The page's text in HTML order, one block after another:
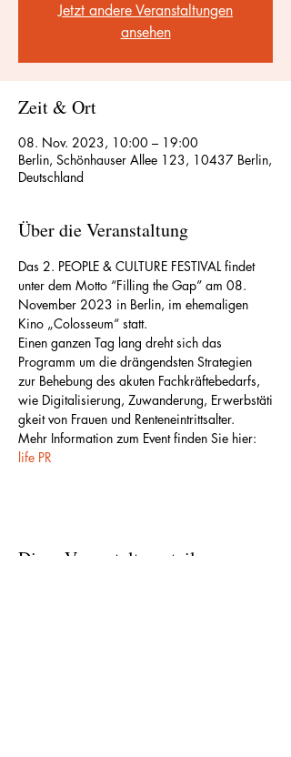
Jetzt andere Veranstaltungen
ansehen
Zeit & Ort
08. Nov. 2023, 10:00 – 19:00
Berlin, Schönhauser Allee 123, 10437 Berlin,
Deutschland
Über die Veranstaltung
Das 2. PEOPLE & CULTURE FESTIVAL findet
unter dem Motto “Filling the Gap” am 08.
November 2023 in Berlin, im ehemaligen
Kino „Colosseum“ statt.
Einen ganzen Tag lang dreht sich das
Programm um die drängendsten Strategien
zur Behebung des akuten Fachkräftebedarfs,
wie Digitalisierung, Zuwanderung, Erwerbstäti
gkeit von Frauen und Renteneintrittsalter.
Mehr Information zum Event finden Sie hier:
life PR
Diese Veranstaltung teilen